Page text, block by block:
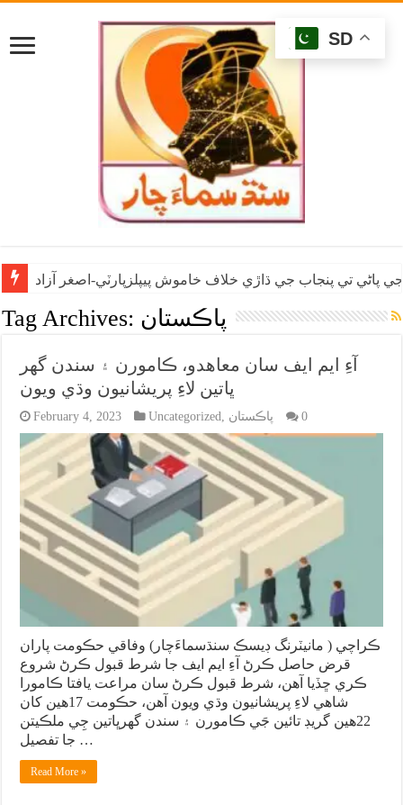
پاڻي تي پنجاب جي ڌاڙي خلاف خاموش پيپلزپارٽي-اصغر آزاد
Tag Archives: پاڪستان
آءِ ايم ايف سان معاهدو، ڪامورن ۽ سندن گهر
ڀاتين لاءِ پريشانيون وڌي ويون
February 4, 2023 Uncategorized, پاڪستان 0
ڪراچي ( مانيٽرنگ ڊيسڪ سنڌسماءَچار) وفاقي حڪومت پاران
قرض حاصل ڪرڻ آءِ ايم ايف جا شرط قبول ڪرڻ شروع
ڪري ڇڏيا آهن، شرط قبول ڪرڻ سان مراعت يافتا ڪامورا
شاهي لاءِ پريشانيون وڌي ويون آهن، حڪومت 17هين کان
22هين گريڊ تائين جَي ڪامورن ۽ سندن گهرڀاتين جِي ملڪيتن
جا تفصيل …
Read More »
SD